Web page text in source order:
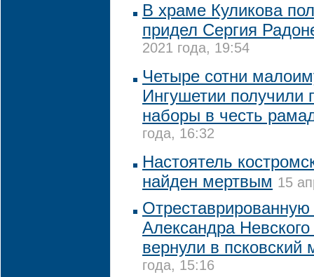
В храме Куликова
придел Сергия
2021 года, 19:54
Четыре сотни
Ингушетии получили
наборы в честь
года, 16:32
Настоятель
найден мертвым 15
Александра Невского
вернули в псковский
года, 15:16